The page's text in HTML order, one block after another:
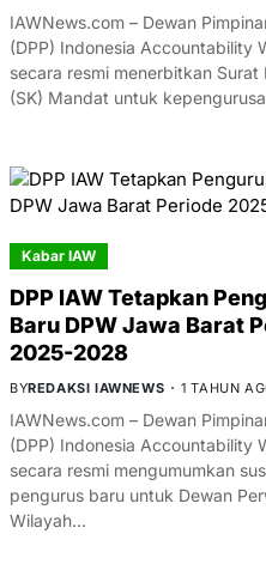
IAWNews.com – Dewan
(DPP) Indonesia Accountability
secara resmi menerbitkan Surat
(SK) Mandat untuk
Kabar IAW
DPP IAW Tetapkan
Baru DPW Jawa Barat
2025-2028
BYREDAKSI IAWNEWS 1 TAHUN
IAWNews.com – Dewan
(DPP) Indonesia Accountability
secara resmi mengumumkan
pengurus baru untuk Dewan
Wilayah…